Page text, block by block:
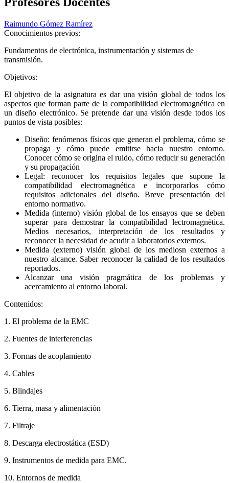
Raimundo Gómez Ramírez
Conocimientos previos:
Fundamentos de electrónica, instrumentación y sistemas de
transmisión.
Objetivos:
El objetivo de la asignatura es dar una visión global de todos los
aspectos que forman parte de la compatibilidad electromagnética en
un diseño electrónico. Se pretende dar una visión desde todos los
puntos de vista posibles:
Diseño: fenómenos físicos que generan el problema, cómo se
propaga y cómo puede emitirse hacia nuestro entorno.
Conocer cómo se origina el ruido, cómo reducir su generación
y su propagación
Legal: reconocer los requisitos legales que supone la
compatibilidad electromagnética e incorporarlos cómo
requisitos adicionales del diseño. Breve presentación del
entorno normativo.
Medida (interno) visión global de los ensayos que se deben
superar para demostrar la compatibilidad lectromagnètica.
Medios necesarios, interpretación de los resultados y
reconocer la necesidad de acudir a laboratorios externos.
Medida (externo) visión global de los mediosn externos a
nuestro alcance. Saber reconocer la calidad de los resultados
reportados.
Alcanzar una visión pragmática de los problemas y
acercamiento al entorno laboral.
Contenidos:
1. El problema de la EMC
2. Fuentes de interferencias
3. Formas de acoplamiento
4. Cables
5. Blindajes
6. Tierra, masa y alimentación
7. Filtraje
8. Descarga electrostática (ESD)
9. Instrumentos de medida para EMC.
10. Entornos de medida